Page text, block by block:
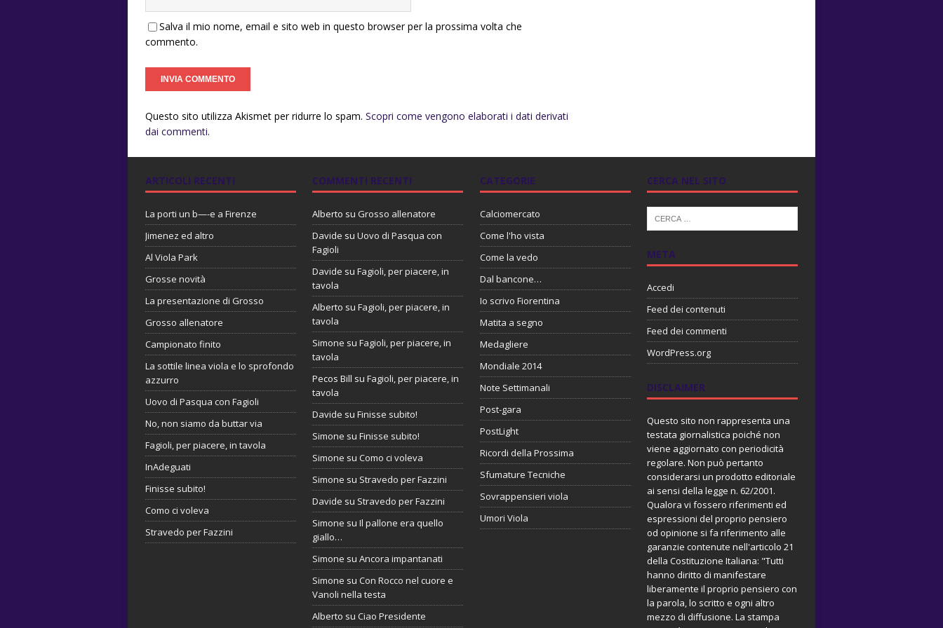
Salva il mio nome, email e sito web in questo browser per la prossima volta che
commento.
Questo sito utilizza Akismet per ridurre lo spam. Scopri come vengono elaborati i dati derivati
dai commenti.
ARTICOLI RECENTI
La porti un b—-e a Firenze
Jimenez ed altro
Al Viola Park
Grosse novità
La presentazione di Grosso
Grosso allenatore
Campionato finito
La sottile linea viola e lo sprofondo
azzurro
Uovo di Pasqua con Fagioli
No, non siamo da buttar via
Fagioli, per piacere, in tavola
InAdeguati
Finisse subito!
Como ci voleva
Stravedo per Fazzini
COMMENTI RECENTI
Alberto su Grosso allenatore
Davide suUovo di Pasqua con
Fagioli
Davide suFagioli, per piacere, in
tavola
Alberto suFagioli, per piacere, in
tavola
Simone suFagioli, per piacere, in
tavola
Pecos Bill suFagioli, per piacere, in
tavola
Davide suFinisse subito!
Simone suFinisse subito!
Simone suComo ci voleva
Simone su Stravedo per Fazzini
Davide su Stravedo per Fazzini
Simone suIl pallone era quello
giallo…
Simone suAncora impantanati
Simone suCon Rocco nel cuore e
Vanoli nella testa
Alberto suCiao Presidente
CATEGORIE
Calciomercato
Come l'ho vista
Come la vedo
Dal bancone…
Io scrivo Fiorentina
Matita a segno
Medagliere
Mondiale 2014
Note Settimanali
Post-gara
PostLight
Ricordi della Prossima
Sfumature Tecniche
Sovrappensieri viola
Umori Viola
CERCA NEL SITO
META
Accedi
Feed dei contenuti
Feed dei commenti
WordPress.org
DISCLAIMER
Questo sito non rappresenta una
testata giornalistica poiché non
viene aggiornato con periodicità
regolare. Non può pertanto
considerarsi un prodotto editoriale
ai sensi della legge n. 62/2001.
Qualora vi fossero riferimenti ed
espressioni del proprio pensiero
od opinione si fa riferimento alle
garanzie contenute nell'articolo 21
della Costituzione Italiana: "Tutti
hanno diritto di manifestare
liberamente il proprio pensiero con
la parola, lo scritto e ogni altro
mezzo di diffusione. La stampa